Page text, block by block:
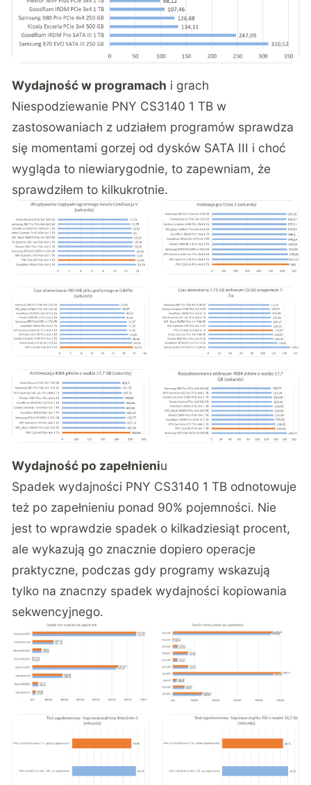
Wydajność w programach i grach
Niespodziewanie PNY CS3140 1 TB w
zastosowaniach z udziałem programów sprawdza
się momentami gorzej od dysków SATA III i choć
wygląda to niewiarygodnie, to zapewniam, że
sprawdziłem to kilkukrotnie.
Wydajność po zapełnieniu
Spadek wydajności PNY CS3140 1 TB odnotowuje
też po zapełnieniu ponad 90% pojemności. Nie
jest to wprawdzie spadek o kilkadziesiąt procent,
ale wykazują go znacznie dopiero operacje
praktyczne, podczas gdy programy wskazują
tylko na znacnzy spadek wydajności kopiowania
sekwencyjnego.